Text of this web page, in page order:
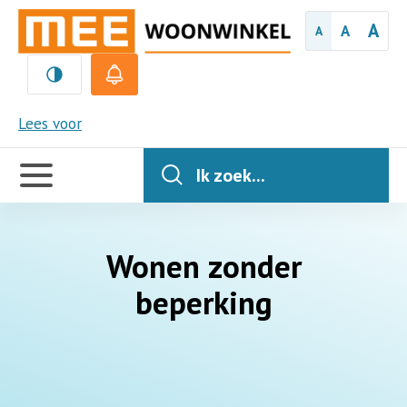
A A A
Lees voor
MEE
Handige
links
Ik zoek...
Wonen zonder
beperking